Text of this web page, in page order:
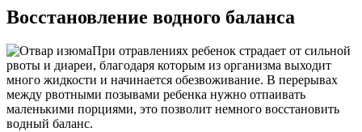
Восстановление водного баланса
При отравлениях ребенок страдает от сильной
рвоты и диареи, благодаря которым из организма выходит
много жидкости и начинается обезвоживание. В перерывах
между рвотными позывами ребенка нужно отпаивать
маленькими порциями, это позволит немного восстановить
водный баланс.